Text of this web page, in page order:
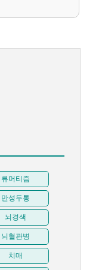
류머티즘
만성두통
뇌경색
뇌혈관병
치매